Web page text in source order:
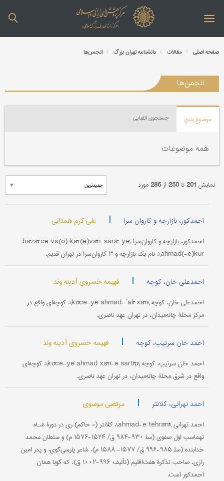
صفحه اصلی مقالات دانشنامه تهران بزرگ انجمن‌ها
انجمن‌ها
موضوع بندی جستجوی الفبایی
همه موضوعات
نمایش 201تا250 از286مورد
احمدکور، بازارچه و کاروان سرا | علی کرم همدانی
احمدکور، بازارچه و کاروان‌سرا \bāzārče va(o) kār(e)vān-sarā-ye
ahmad(-e)kūr\، نام یک بازارچه و ۳ کاروان‌سرا در تهران قدیم.
احمدعلی خان، کوچه | فهیمه خسروی آدینه وند
احمدعلی خان، کوچه \kūče-ye ahmad-ʾalī xān\، کوچه‌ای واقع در
مرکز محلۀ چاله‌میدان، در تهران عهد ناصری.
احمد خان سرتیپ، کوچه | فهیمه خسروی آدینه وند
احمد ‌خان سرتیپ، کوچه \kūče-ye ahmad xān-e sartīp\، کوچه‌ای
واقع در شرق محلۀ چاله‌میدان، در تهران عهد ناصری.
احمد تهرانی، کلانتر | مرتضی موسوی
احمد تهرانی \ahmad-e tehrānī\، کلانتر (= حاکم) ری در دورۀ شـاه
‌تهماسب اول صفوی (سل‍ ۹۳۰-۹۸۴ ق/ ۱۵۲۴-۱۵۷۶ م) و سلطان محمد
خدابنده (سل‍ ۹۸۵-۹۹۶ ق/ ۱۵۷۷- ۱۵۸۸ م)، شاعر پارسی‌گوی، و پدر امین‌
رازی، صاحب تذکرۀ هفت‌اقلیم (تألیف: ۹۹۶-۱۰۰۲ ق)، که گویا همان
احمدکور است.